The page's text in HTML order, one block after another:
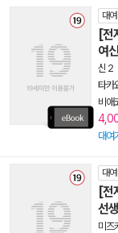
대여
[전
여
신 2
타카
비애
대여
대여
[전
선
미즈